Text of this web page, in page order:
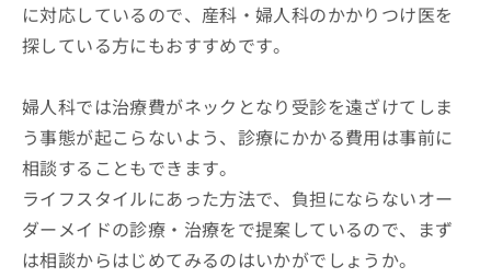
に対応しているので、産科・婦人科のかかりつけ医を
探している方にもおすすめです。
婦人科では治療費がネックとなり受診を遠ざけてしま
う事態が起こらないよう、診療にかかる費用は事前に
相談することもできます。
ライフスタイルにあった方法で、負担にならないオー
ダーメイドの診療・治療をで提案しているので、まず
は相談からはじめてみるのはいかがでしょうか。